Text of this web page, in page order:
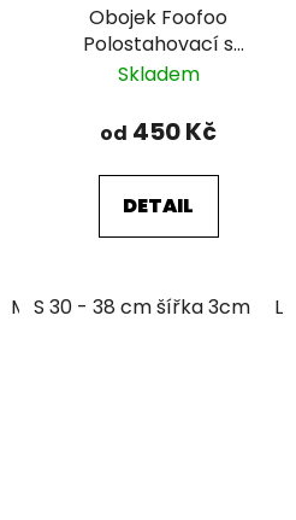
M 35 - 46 cm šířka 3cm
Obojek Foofoo
Polostahovací s
řetízkem - Pink I.
Skladem
od 450 Kč
DETAIL
S 30 - 38 cm šířka 3cm L